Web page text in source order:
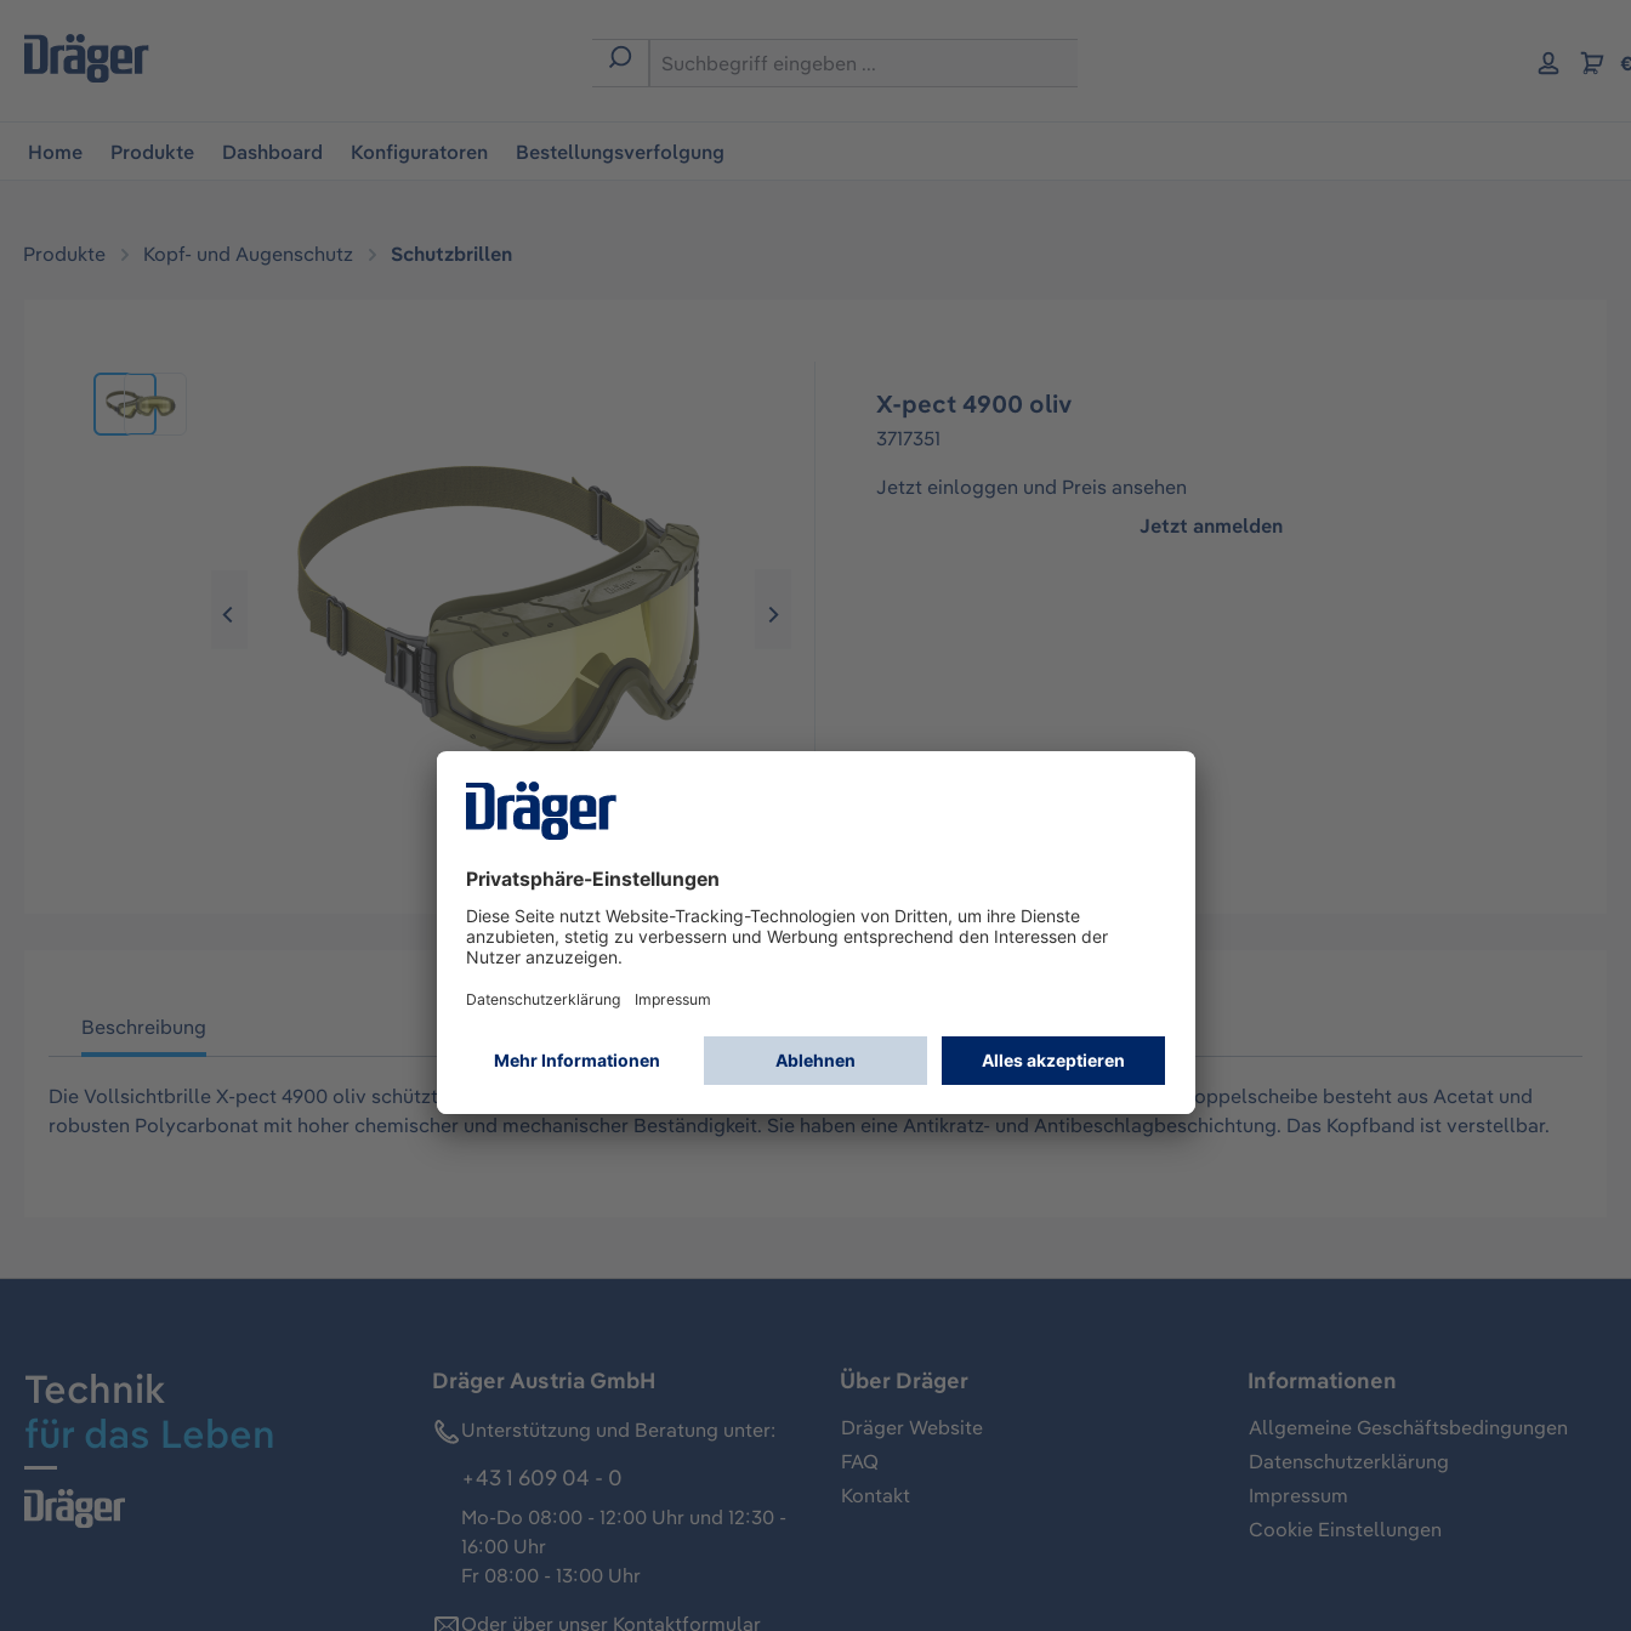
springen
Home Produkte Dashboard Konfiguratoren Bestellungsverfolgung
Produkte Kopf- und Augenschutz Schutzbrillen
X-pect 4900 oliv
3717351
Jetzt einloggen und Preis ansehen
Jetzt anmelden
Beschreibung
Die Vollsichtbrille X-pect 4900 oliv schützt die Augen durch ihre enganliegende Form vor Partikeln, Gasen und Dämpfen. Die Doppelscheibe besteht aus Acetat und
robusten Polycarbonat mit hoher chemischer und mechanischer Beständigkeit. Sie haben eine Antikratz- und Antibeschlagbeschichtung. Das Kopfband ist verstellbar.
Technik
für das Leben
Dräger Austria GmbH
Unterstützung und Beratung unter:
+43 1 609 04 - 0
Mo-Do 08:00 - 12:00 Uhr und 12:30 -
16:00 Uhr
Fr 08:00 - 13:00 Uhr
Oder über unser Kontaktformular
Über Dräger
Dräger Website
FAQ
Kontakt
Informationen
Allgemeine Geschäftsbedingungen
Datenschutzerklärung
Impressum
Cookie Einstellungen